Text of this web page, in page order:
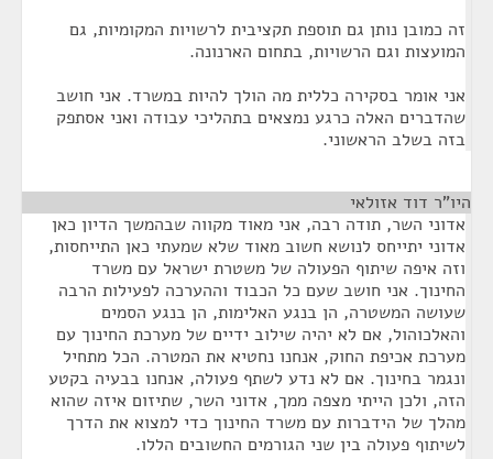
זה כמובן נותן גם תוספת תקציבית לרשויות המקומיות, גם
המועצות וגם הרשויות, בתחום הארנונה.
אני אומר בסקירה כללית מה הולך להיות במשרד. אני חושב
שהדברים האלה כרגע נמצאים בתהליכי עבודה ואני אסתפק
בזה בשלב הראשוני.
היו"ר דוד אזולאי
אדוני השר, תודה רבה, אני מאוד מקווה שבהמשך הדיון כאן
אדוני יתייחס לנושא חשוב מאוד שלא שמעתי כאן התייחסות,
וזה איפה שיתוף הפעולה של משטרת ישראל עם משרד
החינוך. אני חושב שעם כל הכבוד וההערכה לפעילות הרבה
שעושה המשטרה, הן בנגע האלימות, הן בנגע הסמים
והאלכוהול, אם לא יהיה שילוב ידיים של מערכת החינוך עם
מערכת אכיפת החוק, אנחנו נחטיא את המטרה. הכל מתחיל
ונגמר בחינוך. אם לא נדע לשתף פעולה, אנחנו בבעיה בקטע
הזה, ולכן הייתי מצפה ממך, אדוני השר, שתיזום איזה שהוא
מהלך של הידברות עם משרד החינוך כדי למצוא את הדרך
לשיתוף פעולה בין שני הגורמים החשובים הללו.